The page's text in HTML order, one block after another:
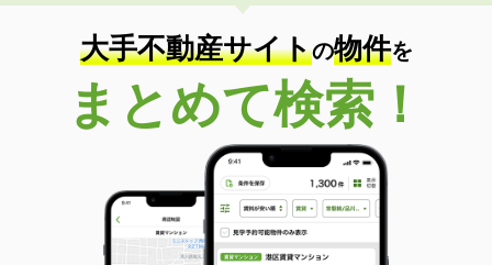
大手不動産サイトの物件を
まとめて検索！